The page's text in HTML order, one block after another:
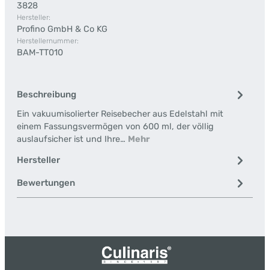
3828
Hersteller:
Profino GmbH & Co KG
Herstellernummer:
BAM-TT010
Beschreibung
Ein vakuumisolierter Reisebecher aus Edelstahl mit
einem Fassungsvermögen von 600 ml, der völlig
auslaufsicher ist und Ihre… Mehr
Hersteller
Bewertungen